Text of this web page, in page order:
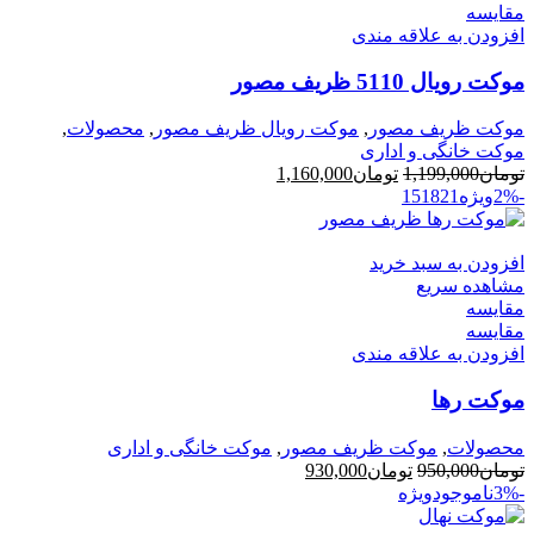
مقایسه
افزودن به علاقه مندی
موکت رویال 5110 ظریف مصور
موکت ظریف مصور , موکت رویال ظریف مصور , محصولات,
موکت خانگی و اداری
تومان1,199,000 قیمت
تومان1,199,000
تومان1,160,000
-2% ویژه 151821
افزودن به سبد خرید
مشاهده سریع
مقایسه
مقایسه
افزودن به علاقه مندی
موکت رها
محصولات, موکت ظریف مصور , موکت خانگی و اداری
تومان950,000 قیمت
اصلی
تومان930,000قیمت
-3% ناموجودویژه